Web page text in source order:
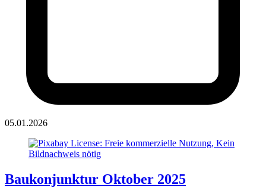
05.01.2026
Baukonjunktur Oktober 2025